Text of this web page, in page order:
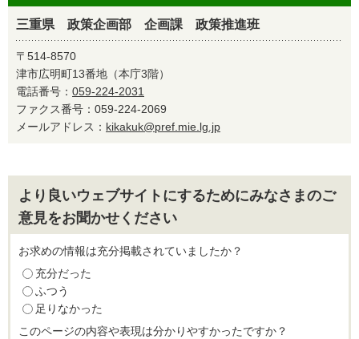
三重県 政策企画部 企画課 政策推進班
〒514-8570
津市広明町13番地（本庁3階）
電話番号： 059-224-2031
ファクス番号：059-224-2069
メールアドレス： kikakuk@pref.mie.lg.jp
より良いウェブサイトにするためにみなさまのご
意見をお聞かせください
お求めの情報は充分掲載されていましたか？
充分だった
ふつう
足りなかった
このページの内容や表現は分かりやすかったですか？